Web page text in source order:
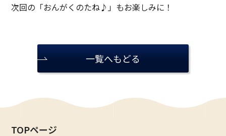
次回の「おんがくのたね♪」もお楽しみに！
一覧へもどる
TOPページ